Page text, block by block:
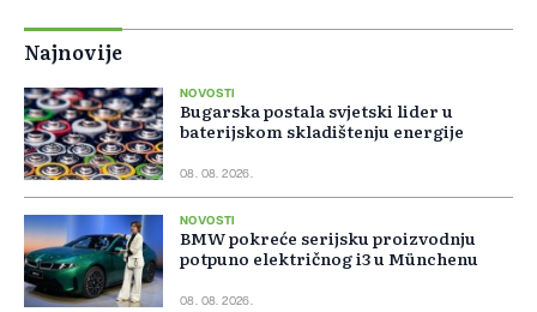
Najnovije
NOVOSTI
Bugarska postala svjetski lider u
baterijskom skladištenju energije
08. 08. 2026.
NOVOSTI
BMW pokreće serijsku proizvodnju
potpuno električnog i3 u Münchenu
08. 08. 2026.